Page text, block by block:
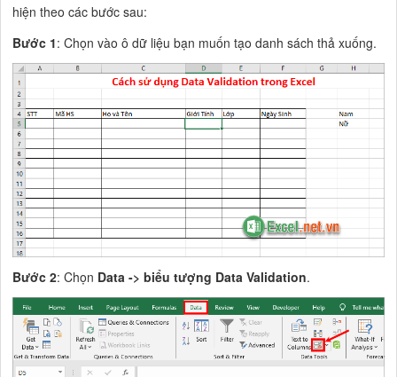
hiện theo các bước sau:
Bước 1: Chọn vào ô dữ liệu bạn muốn tạo danh sách thả xuống.
Bước 2: Chọn Data -> biểu tượng Data Validation.